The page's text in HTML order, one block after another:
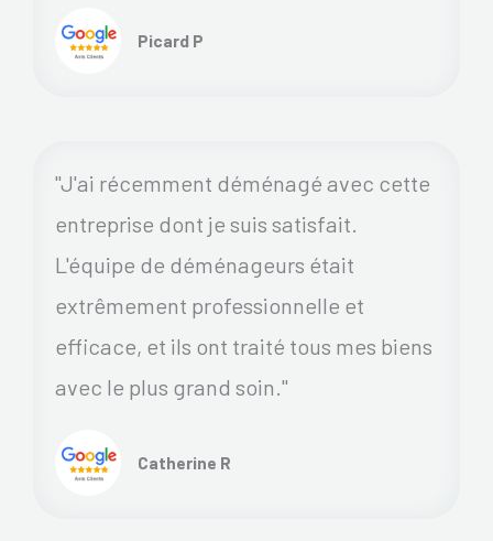
Picard P
"J'ai récemment déménagé avec cette
entreprise dont je suis satisfait.
L'équipe de déménageurs était
extrêmement professionnelle et
efficace, et ils ont traité tous mes biens
avec le plus grand soin."
Catherine R